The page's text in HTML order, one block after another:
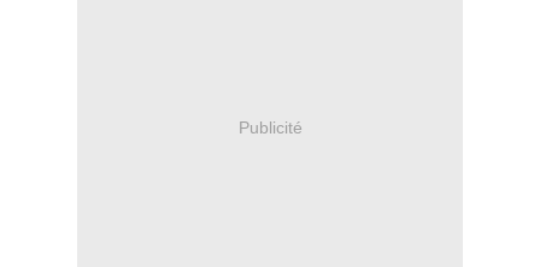
Publicité